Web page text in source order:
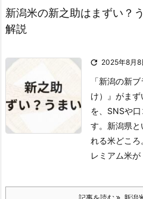
新潟米の新之助はまずい？
解説
 2025年8月8
「新潟の新
け）』がま
を、SNSや
す。 新潟県と
れる米どころ
レミアム米が